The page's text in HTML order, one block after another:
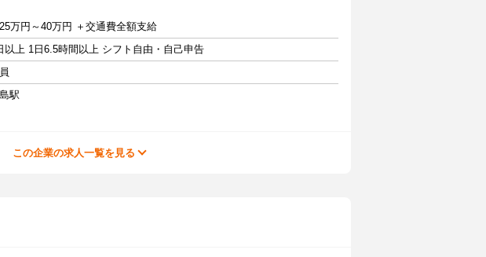
万円～40万円 ＋交通費全額支給
以上 1日6.5時間以上 シフト自由・自己申告
駅
この企業の求人一覧を見る